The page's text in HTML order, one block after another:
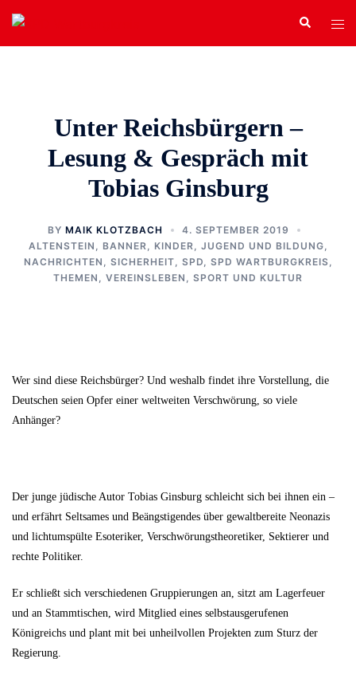
Zum
Inhalt
springen
Search
Unter Reichsbürgern –
Lesung & Gespräch mit
Tobias Ginsburg
BY MAIK KLOTZBACH
4. SEPTEMBER 2019
ALTENSTEIN
BANNER KINDER, JUGEND UND BILDUNG
NACHRICHTEN
SICHERHEIT SPD SPD WARTBURGKREIS
THEMEN
VEREINSLEBEN, SPORT UND KULTUR
Wer sind diese Reichsbürger? Und weshalb findet ihre Vorstellung, die
Deutschen seien Opfer einer weltweiten Verschwörung, so viele
Anhänger?
Der junge jüdische Autor Tobias Ginsburg schleicht sich bei ihnen ein –
und erfährt Seltsames und Beängstigendes über gewaltbereite Neonazis
und lichtumspülte Esoteriker, Verschwörungstheoretiker, Sektierer und
rechte Politiker.
Er schließt sich verschiedenen Gruppierungen an, sitzt am Lagerfeuer
und an Stammtischen, wird Mitglied eines selbstausgerufenen
Königreichs und plant mit bei unheilvollen Projekten zum Sturz der
Regierung.